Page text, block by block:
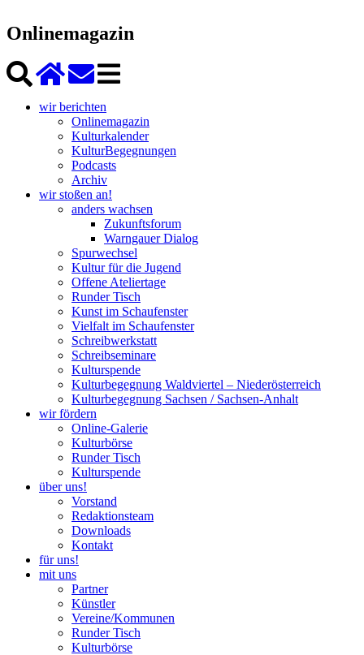
Onlinemagazin
wir berichten
Onlinemagazin
Kulturkalender
KulturBegegnungen
Podcasts
Archiv
wir stoßen an!
anders wachsen
Zukunftsforum
Warngauer Dialog
Spurwechsel
Kultur für die Jugend
Offene Ateliertage
Runder Tisch
Kunst im Schaufenster
Vielfalt im Schaufenster
Schreibwerkstatt
Schreibseminare
Kulturspende
Kulturbegegnung Waldviertel – Niederösterreich
Kulturbegegnung Sachsen / Sachsen-Anhalt
wir fördern
Online-Galerie
Kulturbörse
Runder Tisch
Kulturspende
über uns!
Vorstand
Redaktionsteam
Downloads
Kontakt
für uns!
mit uns
Partner
Künstler
Vereine/Kommunen
Runder Tisch
Kulturbörse